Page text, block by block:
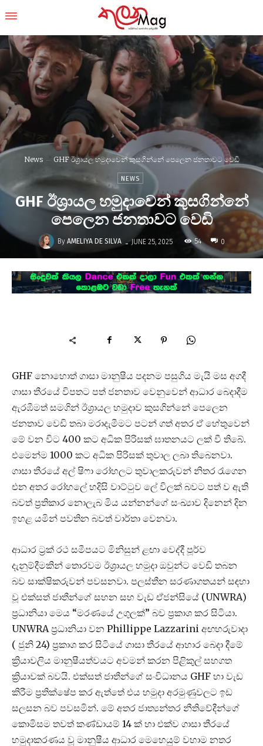
News GHF ඊශ්‍රායල හමුදාවෙන් කුසගින්නේ පෙලෙන ජනතාවට වෙඩි
NEWS
GHF ඊශ්‍රායල හමුදාවෙන් කුසගින්නේ
පෙලෙන ජනතාවට වෙඩි
By AMELIYA DE SILVA - JUNE 25, 2025 54 0
GHF නොහොත් ගාසා මානුෂීය පදනම පසුගිය මැයි මස අගදී
ගාසා තීරයේ විපතට පත් ජනතාව වෙනුවෙන් ආධාර බෙදාදීම
ඇරඹීමත් සමගින් ඊශ්‍රායල හමුදාව කුසගින්නේ පෙලෙන
ජනතාව වෙඩි තබා මරාදැමීමට පටන් ගත් අතර ඒ හේතුවෙන්
මේ වන විට 400 කට අධික පිරිසක් ඝාතනයට ලක් වී තිබේ.
එමෙන්ම 1000 කට අධික පිරිසක් තුවාල ලබා තිබෙනවා.
ගාසා තීරයේ අල් ෂිෆා රෝහලට තුවාලකරුවන් නිතර රැගෙන
එන අතර රෝහලේ හදිසි වාට්ටුව ලේ විලක් බවට පත් ව ඇති
බවත් ප්‍රතිකාර නොලැබ මිය යන්නන්ගේ සංඛ්‍යාව දිනෙන් දින
ඉහළ යමින් පවතින බවත් වාර්තා වෙනවා.
ආධාර ට්‍රක් රථ සමීපයට මිනිසුන් ළඟා වෙද්දී පූර්ව
දැනුම්දීමකින් තොරවම ඊශ්‍රායල හමුදා ඔවුන්ට වෙඩි තබන
බව සාක්ෂිකරුවන් පවසනවා. පලස්තීන සරණාගතයන් සඳහා
වූ එක්සත් ජාතීන්ගේ සහන සහ වැඩ ඒජන්සියේ (UNWRA)
ප්‍රධානියා මෙය “මරණයේ උගුලක්” බව ප්‍රකාශ කර සිටියා.
UNWRA ප්‍රධානියා වන Phillippe Lazzarini අඟහරුවාදා
( ජුනි 24) ප්‍රකාශ කර සිටියේ ගාසා තීරයේ ආහාර බෙදා දීමේ
ක්‍රියාවලිය මානුෂීයත්වයට අවමන් කරන පිළිකුල් සහගත
ක්‍රියාවක් බවයි. එක්සත් ජාතීන්ගේ සංවිධානය GHF හා වැඩ
කිරීම ප්‍රතික්ෂේප කර ඇත්තේ එය හමුදා අරමුණුවලට ඉඩ
සලසන බව පවසමින්. මේ අතර ජාත්‍යන්තර නීතිවේදීන්ගේ
කොමිසම තවත් කණ්ඩායම් 14 ක් හා එක්ව ගාසා තීරයේ
හමුදාකරණය වූ මානුෂීය ආධාර මෙහෙයුම් වහාම නතර